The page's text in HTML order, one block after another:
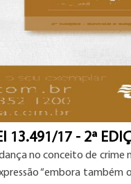
13.491/17 - 2ª
no conceito de crime
“embora também